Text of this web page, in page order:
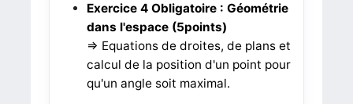
Exercice 4 Obligatoire : Géométrie
dans l'espace (5points)
=> Equations de droites, de plans et
calcul de la position d'un point pour
qu'un angle soit maximal.